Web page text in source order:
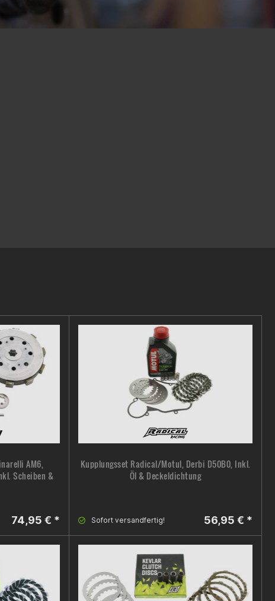
AM6,
Scheiben &
74,95 € *
Kupplungsset Radical/Motul, Derbi D50B0, Inkl.
Öl & Deckeldichtung
Sofort versandfertig! 56,95 € *